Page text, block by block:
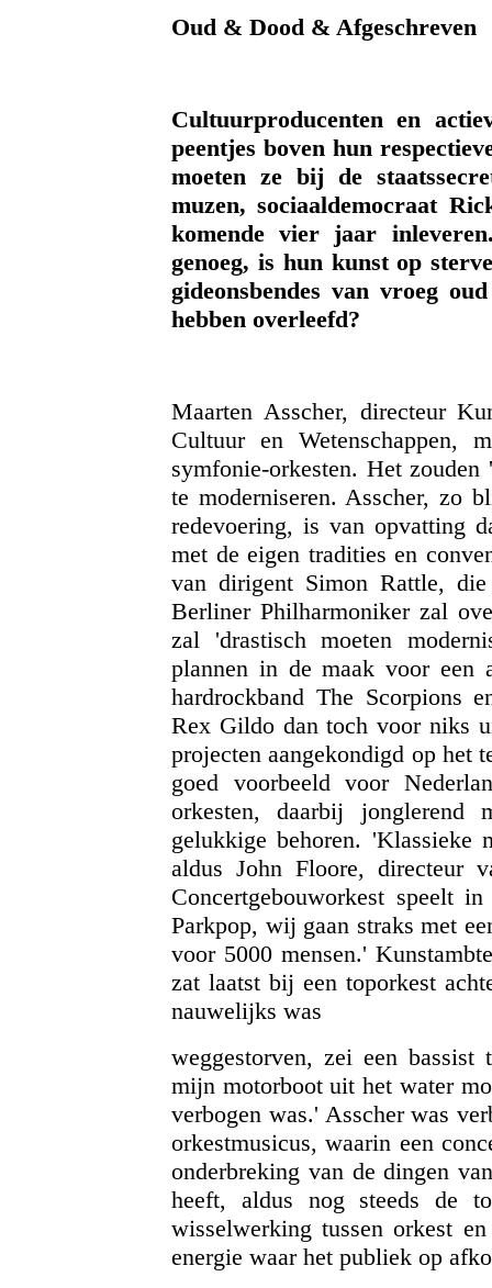
Oud & Dood & Afgeschreven
Cultuurproducenten en
peentjes boven hun
moeten ze bij de
muzen, sociaaldemocraat
komende vier jaar
genoeg, is hun kunst op
gideonsbendes van vroeg
hebben overleefd?
Maarten Asscher, directeur
Cultuur en Wetenschappen,
symfonie-orkesten. Het
te moderniseren. Asscher, zo
redevoering, is van opvatting
met de eigen tradities en
van dirigent Simon Rattle,
Berliner Philharmoniker zal
zal 'drastisch moeten
plannen in de maak voor een
hardrockband The Scorpions
Rex Gildo dan toch voor niks
projecten aangekondigd op het
goed voorbeeld voor
orkesten, daarbij
gelukkige behoren. 'Klassieke
aldus John Floore, directeur
Concertgebouworkest speelt
Parkpop, wij gaan straks met
voor 5000 mensen.'
zat laatst bij een toporkest
nauwelijks was
weggestorven, zei een
mijn motorboot uit het water
verbogen was.' Asscher was
orkestmusicus, waarin een
onderbreking van de dingen
heeft, aldus nog steeds de
wisselwerking tussen orkest
energie waar het publiek op